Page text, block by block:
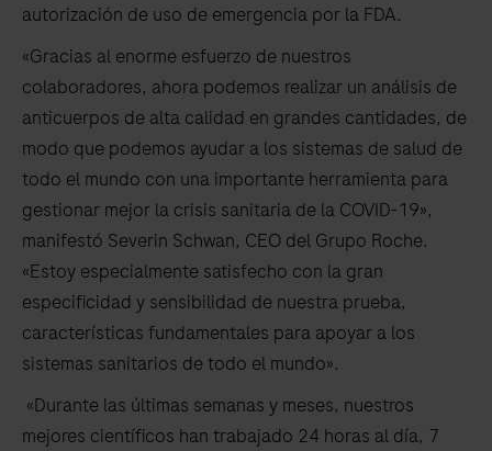
autorización de uso de emergencia por la FDA.
«Gracias al enorme esfuerzo de nuestros
colaboradores, ahora podemos realizar un análisis de
anticuerpos de alta calidad en grandes cantidades, de
modo que podemos ayudar a los sistemas de salud de
todo el mundo con una importante herramienta para
gestionar mejor la crisis sanitaria de la COVID-19»,
manifestó Severin Schwan, CEO del Grupo Roche.
«Estoy especialmente satisfecho con la gran
especificidad y sensibilidad de nuestra prueba,
características fundamentales para apoyar a los
sistemas sanitarios de todo el mundo».
«Durante las últimas semanas y meses, nuestros
mejores científicos han trabajado 24 horas al día, 7